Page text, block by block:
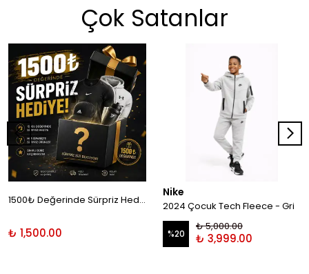
Çok Satanlar
1500₺ Değerinde Sürpriz Hediye!
₺ 1,500.00
Nike
2024 Çocuk Tech Fleece - Gri
%20
₺ 5,000.00
₺ 3,999.00